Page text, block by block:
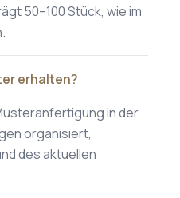
50–100 Stück, wie im
erhalten?
in der
organisiert,
des aktuellen